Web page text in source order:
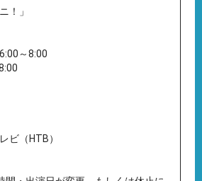
！」
～8:00
ビ（HTB）